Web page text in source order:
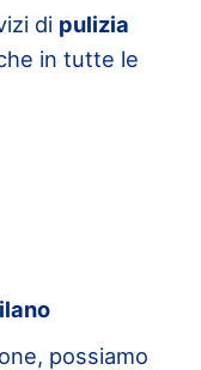
di pulizia
in tutte le
possiamo